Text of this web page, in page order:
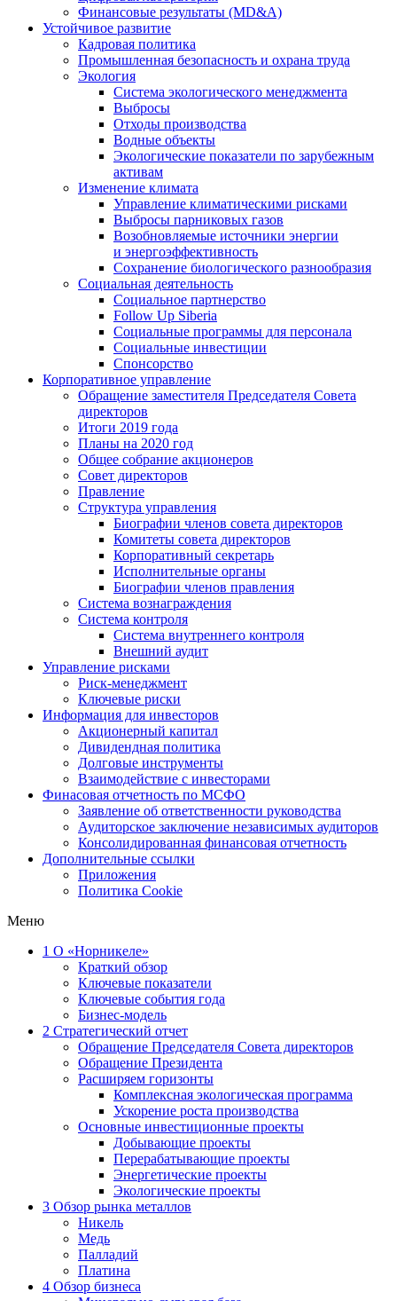
Финансовые результаты (MD&A)
Устойчивое развитие
Кадровая политика
Промышленная безопасность и охрана труда
Экология
Система экологического менеджмента
Выбросы
Отходы производства
Водные объекты
Экологические показатели по зарубежным
активам
Изменение климата
Управление климатическими рисками
Выбросы парниковых газов
Возобновляемые источники энергии
и энергоэффективность
Сохранение биологического разнообразия
Социальная деятельность
Социальное партнерство
Follow Up Siberia
Социальные программы для персонала
Социальные инвестиции
Спонсорство
Корпоративное управление
Обращение заместителя Председателя Совета
директоров
Итоги 2019 года
Планы на 2020 год
Общее собрание акционеров
Совет директоров
Правление
Структура управления
Биографии членов совета директоров
Комитеты совета директоров
Корпоративный секретарь
Исполнительные органы
Биографии членов правления
Система вознаграждения
Система контроля
Система внутреннего контроля
Внешний аудит
Управление рисками
Риск-менеджмент
Ключевые риски
Информация для инвесторов
Акционерный капитал
Дивидендная политика
Долговые инструменты
Взаимодействие с инвеcторами
Финасовая отчетность по МСФО
Заявление об ответственности руководства
Аудиторское заключение независимых аудиторов
Консолидированная финансовая отчетность
Дополнительные ссылки
Приложения
Политика Cookie
Меню
1 О «Норникеле»
Краткий обзор
Ключевые показатели
Ключевые события года
Бизнес-модель
2 Стратегический отчет
Обращение Председателя Совета директоров
Обращение Президента
Расширяем горизонты
Комплексная экологическая программа
Ускорение роста производства
Основные инвестиционные проекты
Добывающие проекты
Перерабатывающие проекты
Энергетические проекты
Экологические проекты
3 Обзор рынка металлов
Никель
Медь
Палладий
Платина
4 Обзор бизнеса